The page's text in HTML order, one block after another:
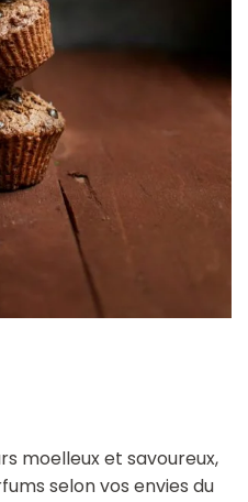
moelleux et savoureux,
selon vos envies du